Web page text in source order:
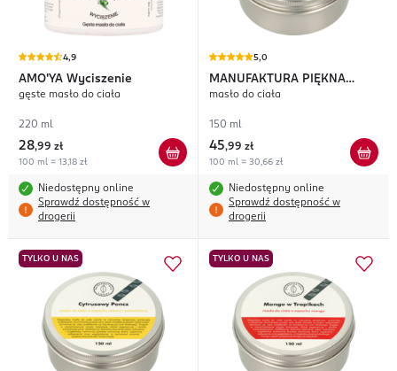
4,9
AMO'YA Wyciszenie
gęste masło do ciała
220 ml
28,99 zł
100 ml = 13,18 zł
Niedostępny online
Sprawdź dostępność w
drogerii
5,0
MANUFAKTURA PIĘKNA
Śliwki pod Kruszonką
masło do ciała
150 ml
45,99 zł
100 ml = 30,66 zł
Niedostępny online
Sprawdź dostępność w
drogerii
TYLKO U NAS TYLKO U NAS